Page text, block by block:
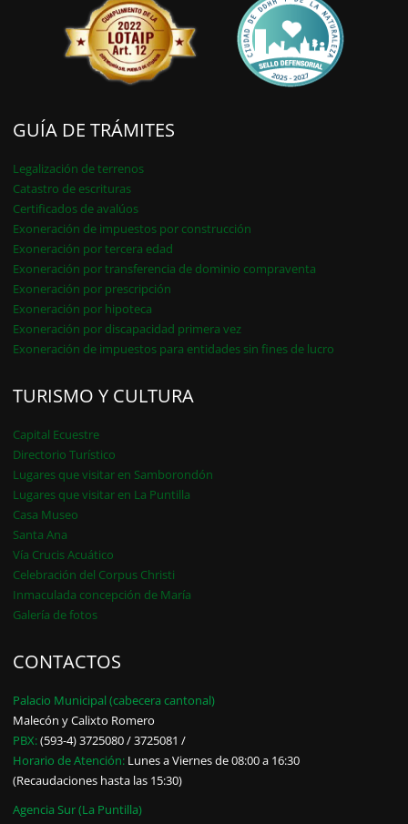
GUÍA DE TRÁMITES
Legalización de terrenos
Catastro de escrituras
Certificados de avalúos
Exoneración de impuestos por construcción
Exoneración por tercera edad
Exoneración por transferencia de dominio compraventa
Exoneración por prescripción
Exoneración por hipoteca
Exoneración por discapacidad primera vez
Exoneración de impuestos para entidades sin fines de lucro
TURISMO Y CULTURA
Capital Ecuestre
Directorio Turístico
Lugares que visitar en Samborondón
Lugares que visitar en La Puntilla
Casa Museo
Santa Ana
Vía Crucis Acuático
Celebración del Corpus Christi
Inmaculada concepción de María
Galería de fotos
CONTACTOS
Palacio Municipal (cabecera cantonal)
Malecón y Calixto Romero
PBX:(593-4) 3725080 / 3725081 /
Horario de Atención: Lunes a Viernes de 08:00 a 16:30
(Recaudaciones hasta las 15:30)
Agencia Sur (La Puntilla)